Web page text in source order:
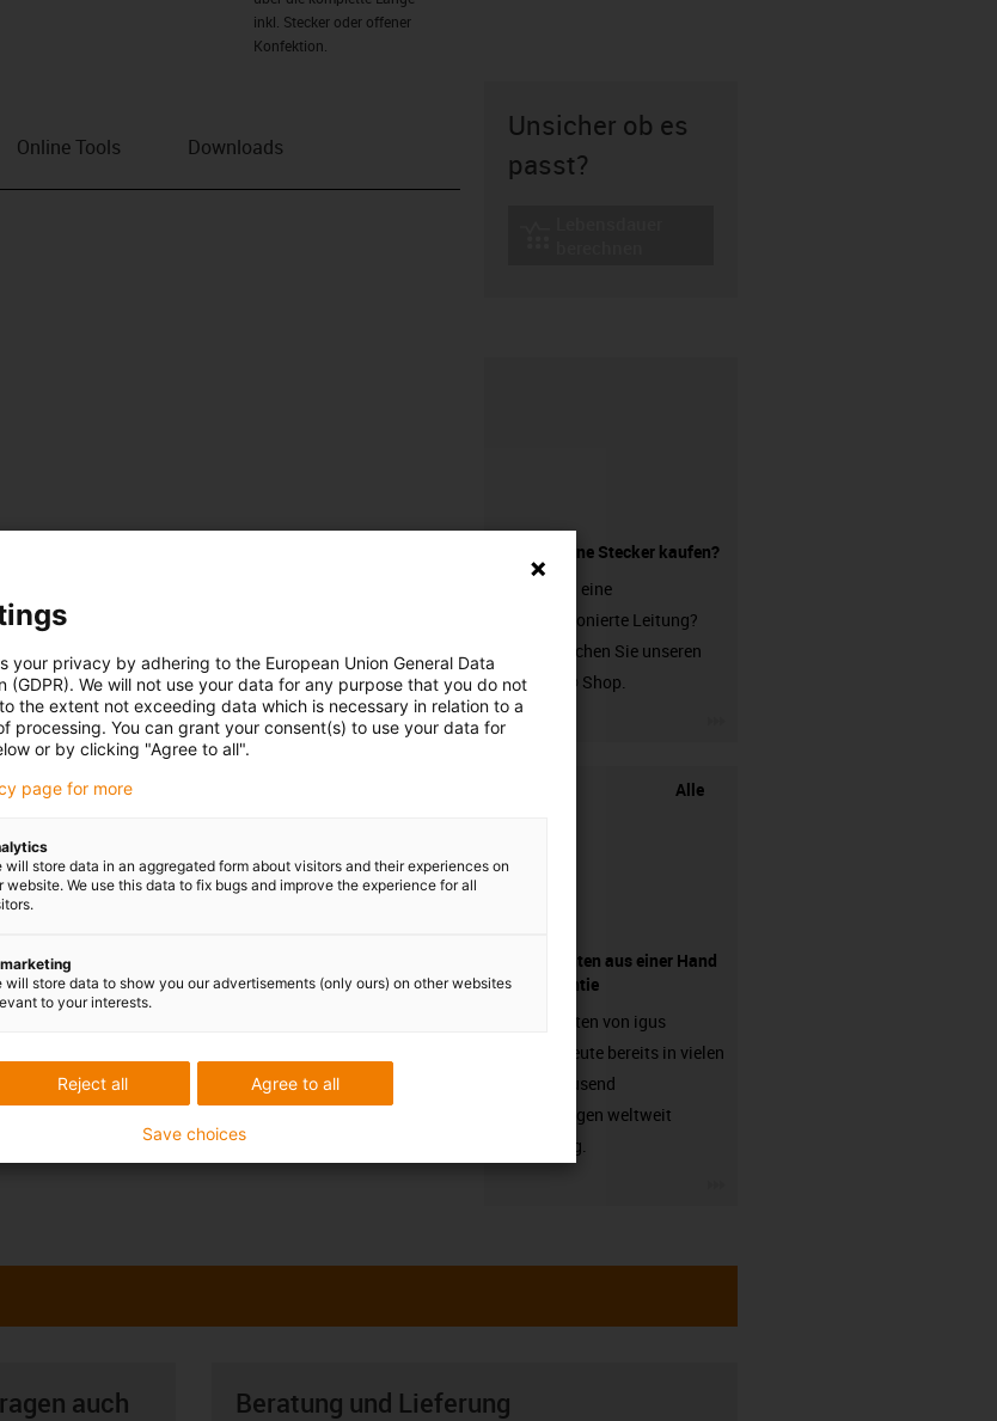
inkl. Stecker oder offener
Konfektion.
Online Tools Downloads
Unsicher ob es
passt?
Leitung ohne Stecker kaufen?
Sie suchen eine
unkonfektionierte Leitung?
Dann besuchen Sie unseren
chainflex® Shop.
Alle
Komponenten aus einer Hand
- mit Garantie
Energieketten von igus
arbeiten heute bereits in vielen
hunderttausend
Anwendungen weltweit
zuverlässig.
auch
Beratung und Lieferung
your privacy by adhering to the European Union General Data
(GDPR). We will not use your data for any purpose that you do not
the extent not exceeding data which is necessary in relation to a
processing. You can grant your consent(s) to use your data for
or by clicking "Agree to all".
page for more
will store data in an aggregated form about visitors and their experiences on
website. We use this data to fix bugs and improve the experience for all
will store data to show you our advertisements (only ours) on other websites
to your interests.
Agree to all
Reject all
Save choices